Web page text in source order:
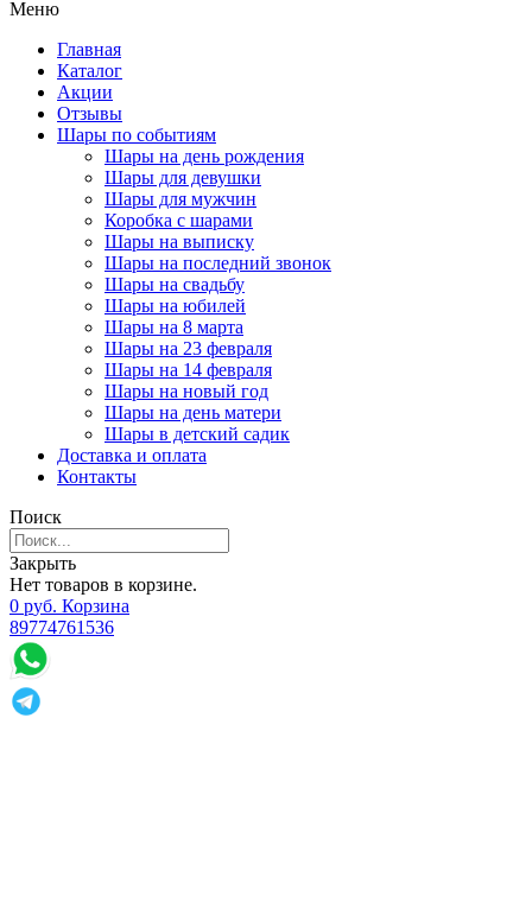
Меню
Главная
Каталог
Акции
Отзывы
Шары по событиям
Шары на день рождения
Шары для девушки
Шары для мужчин
Коробка с шарами
Шары на выписку
Шары на последний звонок
Шары на свадьбу
Шары на юбилей
Шары на 8 марта
Шары на 23 февраля
Шары на 14 февраля
Шары на новый год
Шары на день матери
Шары в детский садик
Доставка и оплата
Контакты
Поиск
Закрыть
Нет товаров в корзине.
0 руб. Корзина
89774761536